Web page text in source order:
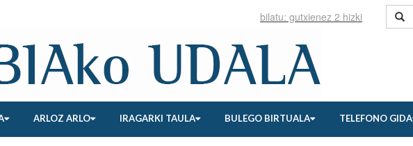
ARLOZ ARLO IRAGARKI TAULA BULEGO BIRTUALA TELEFONO GIDA